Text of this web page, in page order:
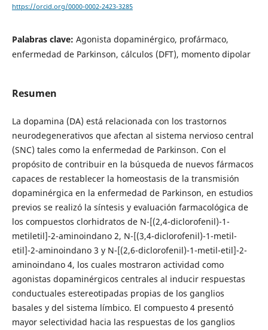
https://orcid.org/0000-0002-2423-3285
Palabras clave: Agonista dopaminérgico, profármaco,
enfermedad de Parkinson, cálculos (DFT), momento dipolar
Resumen
La dopamina (DA) está relacionada con los trastornos
neurodegenerativos que afectan al sistema nervioso central
(SNC) tales como la enfermedad de Parkinson. Con el
propósito de contribuir en la búsqueda de nuevos fármacos
capaces de restablecer la homeostasis de la transmisión
dopaminérgica en la enfermedad de Parkinson, en estudios
previos se realizó la síntesis y evaluación farmacológica de
los compuestos clorhidratos de N-[(2,4-diclorofenil)-1-
metiletil]-2-aminoindano 2, N-[(3,4-diclorofenil)-1-metil-
etil]-2-aminoindano 3 y N-[(2,6-diclorofenil)-1-metil-etil]-2-
aminoindano 4, los cuales mostraron actividad como
agonistas dopaminérgicos centrales al inducir respuestas
conductuales estereotipadas propias de los ganglios
basales y del sistema límbico. El compuesto 4 presentó
mayor selectividad hacia las respuestas de los ganglios